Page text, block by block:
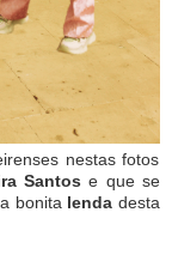
nestas fotos
Santos e que se
bonita lenda desta